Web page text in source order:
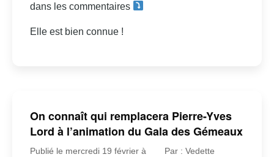
dans les commentaires
Elle est bien connue !
On connaît qui remplacera Pierre-Yves
Lord à l’animation du Gala des Gémeaux
Publié le mercredi 19 février à
Par : Vedette